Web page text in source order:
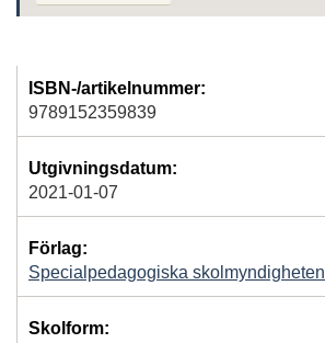
ISBN-/artikelnummer:
9789152359839
Utgivningsdatum:
2021-01-07
Förlag:
Specialpedagogiska skolmyndigheten
Skolform: